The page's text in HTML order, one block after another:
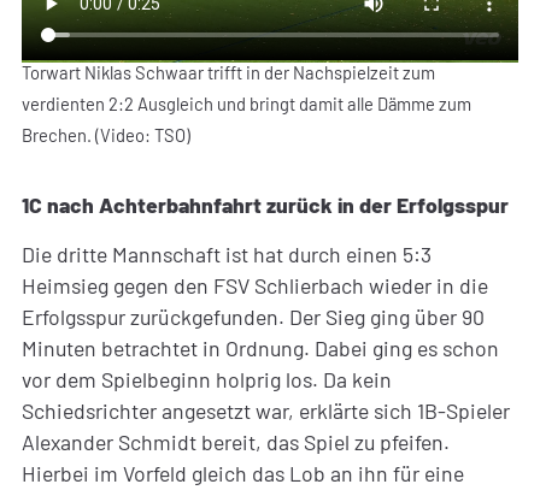
Torwart Niklas Schwaar trifft in der Nachspielzeit zum
verdienten 2:2 Ausgleich und bringt damit alle Dämme zum
Brechen. (Video: TSO)
1C nach Achterbahnfahrt zurück in der Erfolgsspur
Die dritte Mannschaft ist hat durch einen 5:3
Heimsieg gegen den FSV Schlierbach wieder in die
Erfolgsspur zurückgefunden. Der Sieg ging über 90
Minuten betrachtet in Ordnung. Dabei ging es schon
vor dem Spielbeginn holprig los. Da kein
Schiedsrichter angesetzt war, erklärte sich 1B-Spieler
Alexander Schmidt bereit, das Spiel zu pfeifen.
Hierbei im Vorfeld gleich das Lob an ihn für eine